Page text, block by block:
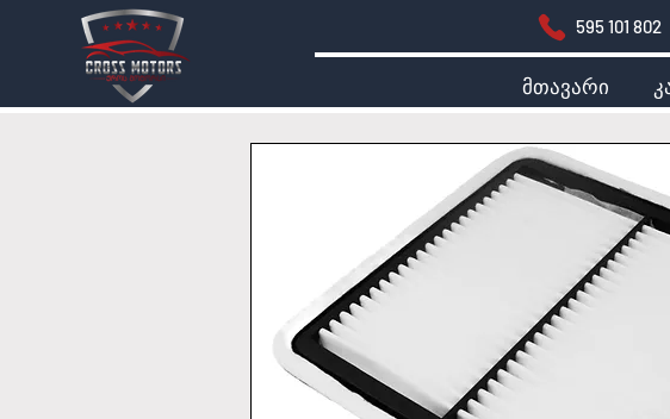
595 101 802
მთავარი